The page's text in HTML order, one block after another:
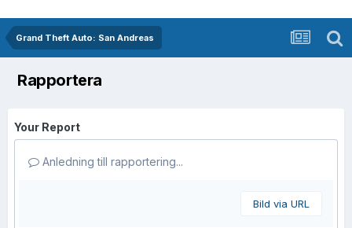
Grand Theft Auto: San Andreas
Rapportera
Your Report
Anledning till rapportering...
Bild via URL